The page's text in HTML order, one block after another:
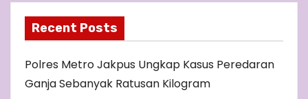
Recent Posts
Polres Metro Jakpus Ungkap Kasus Peredaran
Ganja Sebanyak Ratusan Kilogram